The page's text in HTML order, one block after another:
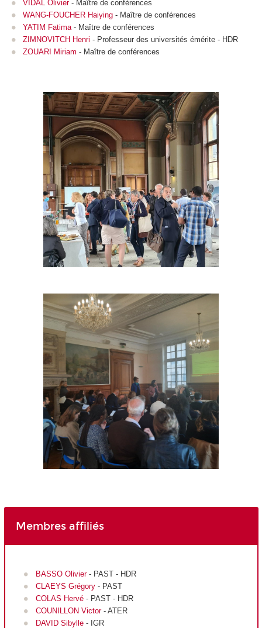
VIDAL Olivier- Maître de conférences
WANG-FOUCHER Haiying - Maître de conférences
YATIM Fatima - Maître de conférences
ZIMNOVITCH Henri - Professeur des universités émérite - HDR
ZOUARI Miriam - Maître de conférences
Membres affiliés
BASSO Olivier - PAST - HDR
CLAEYS Grégory- PAST
COLAS Hervé- PAST - HDR
COUNILLON Victor- ATER
DAVID Sibylle- IGR